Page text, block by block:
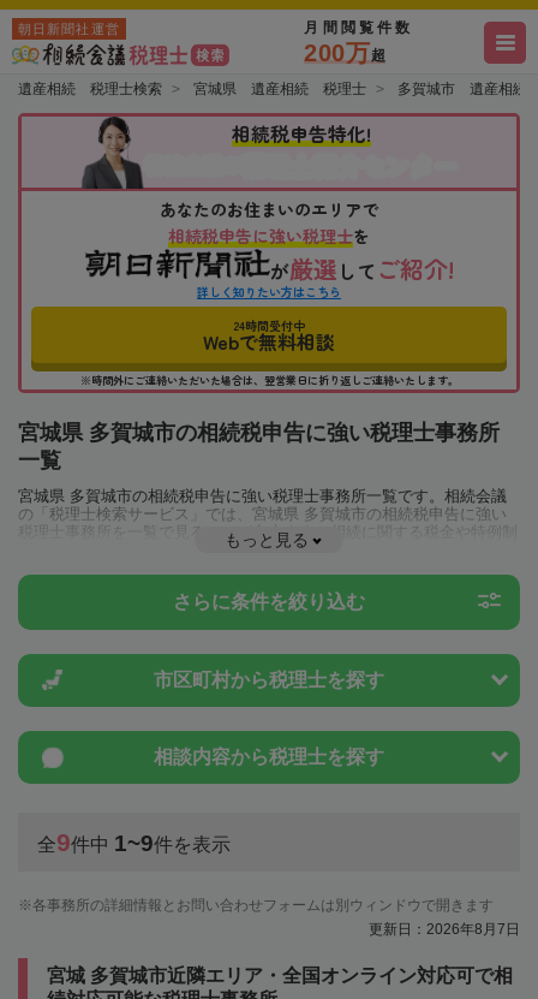
朝日新聞社運営 月間閲覧件数
200万超
遺産相続 税理士検索 宮城県 遺産相続 税理士 多賀城市 遺産相続
相続税申告特化!
あなたのお住まいのエリアで
相続税申告に強い税理士を
が厳選 して ご紹介!
詳しく知りたい方はこちら
24時間受付中
Webで無料相談
※時間外にご連絡いただいた場合は、翌営業日に折り返しご連絡いたします。
宮城県 多賀城市の相続税申告に強い税理士事務所
一覧
宮城県 多賀城市の相続税申告に強い税理士事務所一覧です。相続会議
の「税理士検索サービス」では、宮城県 多賀城市の相続税申告に強い
税理士事務所を一覧で見ることが出来ます。相続に関する税金や特例制
度のことは一度近隣の税理士に相談してみましょう。
もっと見る
さらに条件を絞り込む
市区町村から税理士を探す
相談内容から税理士を探す
全9件中 1~9件を表示
各事務所の詳細情報とお問い合わせフォームは別ウィンドウで開きます
更新日：2026年8月7日
宮城 多賀城市近隣エリア・全国オンライン対応可で相